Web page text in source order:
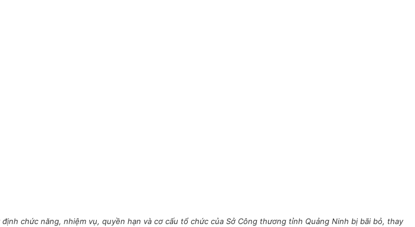
chức năng, nhiệm vụ, quyền hạn và cơ cấu tổ chức của Sở Công thương tỉnh Quảng Ninh bị bãi bỏ, thay